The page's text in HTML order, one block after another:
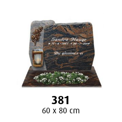
381
60 x 80 cm